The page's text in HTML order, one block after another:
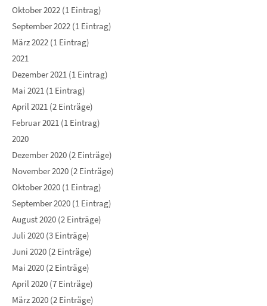
Oktober 2022 (1 Eintrag)
September 2022 (1 Eintrag)
März 2022 (1 Eintrag)
2021
Dezember 2021 (1 Eintrag)
Mai 2021 (1 Eintrag)
April 2021 (2 Einträge)
Februar 2021 (1 Eintrag)
2020
Dezember 2020 (2 Einträge)
November 2020 (2 Einträge)
Oktober 2020 (1 Eintrag)
September 2020 (1 Eintrag)
August 2020 (2 Einträge)
Juli 2020 (3 Einträge)
Juni 2020 (2 Einträge)
Mai 2020 (2 Einträge)
April 2020 (7 Einträge)
März 2020 (2 Einträge)